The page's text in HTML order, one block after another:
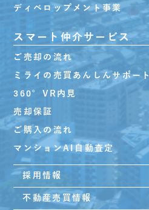
ディベロップメント事業
スマート仲介サービス
ご売却の流れ
ミライの売買あんしんサポート
360°VR内見
売却保証
ご購入の流れ
マンションAI自動査定
採用情報
不動産売買情報